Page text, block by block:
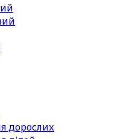
дорослих